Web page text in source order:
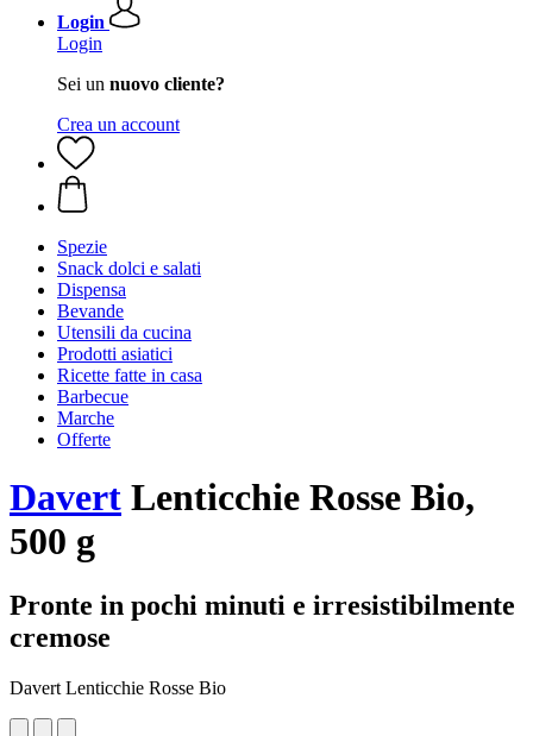
Login
Login
Sei un nuovo cliente?
Crea un account
Spezie
Snack dolci e salati
Dispensa
Bevande
Utensili da cucina
Prodotti asiatici
Ricette fatte in casa
Barbecue
Marche
Offerte
Davert Lenticchie Rosse Bio,
500 g
Pronte in pochi minuti e irresistibilmente
cremose
Davert Lenticchie Rosse Bio